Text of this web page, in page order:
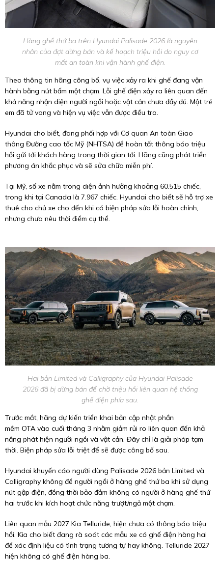
Hàng ghế thứ ba trên Hyundai Palisade 2026 là nguyên
nhân của đợt dừng bán và kế hoạch triệu hồi do nguy cơ
mất an toàn khi vận hành ghế điện.
Theo thông tin hãng công bố, vụ việc xảy ra khi ghế đang vận
hành bằng nút bấm một chạm. Lỗi ghế điện xảy ra liên quan đến
khả năng nhận diện người ngồi hoặc vật cản chưa đầy đủ. Một trẻ
em đã tử vong và hiện vụ việc vẫn được điều tra.
Hyundai cho biết, đang phối hợp với Cơ quan An toàn Giao
thông Đường cao tốc Mỹ (NHTSA) để hoàn tất thông báo triệu
hồi gửi tới khách hàng trong thời gian tới. Hãng cũng phát triển
phương án khắc phục và sẽ sửa chữa miễn phí.
Tại Mỹ, số xe nằm trong diện ảnh hưởng khoảng 60.515 chiếc,
trong khi tại Canada là 7.967 chiếc. Hyundai cho biết sẽ hỗ trợ xe
thuê cho chủ xe cho đến khi có biện pháp sửa lỗi hoàn chỉnh,
nhưng chưa nêu thời điểm cụ thể.
Hai bản Limited và Calligraphy của Hyundai Palisade
2026 đã bị dừng bán để chờ triệu hồi liên quan hệ thống
ghế điện phía sau.
Trước mắt, hãng dự kiến triển khai bản cập nhật phần
mềm OTA vào cuối tháng 3 nhằm giảm rủi ro liên quan đến khả
năng phát hiện người ngồi và vật cản. Đây chỉ là giải pháp tạm
thời. Biện pháp sửa lỗi triệt để sẽ được công bố sau.
Hyundai khuyến cáo người dùng Palisade 2026 bản Limited và
Calligraphy không để người ngồi ở hàng ghế thứ ba khi sử dụng
nút gập điện, đồng thời bảo đảm không có người ở hàng ghế thứ
hai trước khi kích hoạt chức năng trượt/ngả một chạm.
Liên quan mẫu 2027 Kia Telluride , hiện chưa có thông báo triệu
hồi. Kia cho biết đang rà soát các mẫu xe có ghế điện hàng hai
để xác định liệu có tình trạng tương tự hay không. Telluride 2027
hiện không có ghế điện hàng ba.